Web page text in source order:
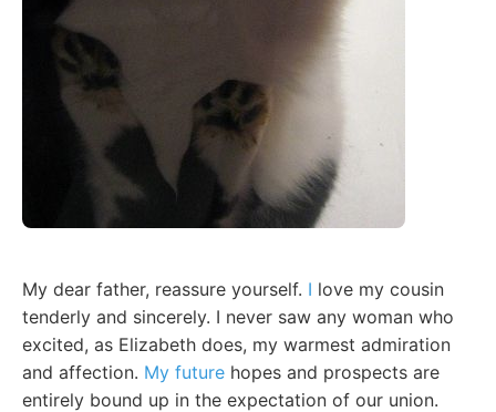
My dear father, reassure yourself. I love my cousin
tenderly and sincerely. I never saw any woman who
excited, as Elizabeth does, my warmest admiration
and affection. My future hopes and prospects are
entirely bound up in the expectation of our union.